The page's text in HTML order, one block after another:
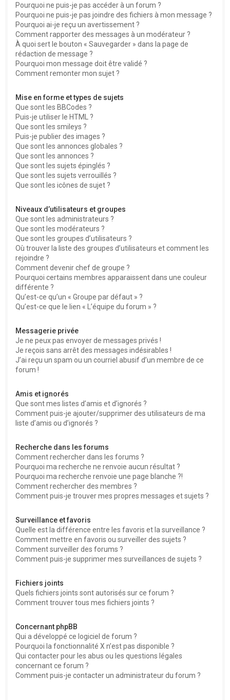
Pourquoi ne puis-je pas accéder à un forum ?
Pourquoi ne puis-je pas joindre des fichiers à mon message ?
Pourquoi ai-je reçu un avertissement ?
Comment rapporter des messages à un modérateur ?
À quoi sert le bouton « Sauvegarder » dans la page de
rédaction de message ?
Pourquoi mon message doit être validé ?
Comment remonter mon sujet ?
Mise en forme et types de sujets
Que sont les BBCodes ?
Puis-je utiliser le HTML ?
Que sont les smileys ?
Puis-je publier des images ?
Que sont les annonces globales ?
Que sont les annonces ?
Que sont les sujets épinglés ?
Que sont les sujets verrouillés ?
Que sont les icônes de sujet ?
Niveaux d’utilisateurs et groupes
Que sont les administrateurs ?
Que sont les modérateurs ?
Que sont les groupes d’utilisateurs ?
Où trouver la liste des groupes d’utilisateurs et comment les
rejoindre ?
Comment devenir chef de groupe ?
Pourquoi certains membres apparaissent dans une couleur
différente ?
Qu’est-ce qu’un « Groupe par défaut » ?
Qu’est-ce que le lien « L’équipe du forum » ?
Messagerie privée
Je ne peux pas envoyer de messages privés !
Je reçois sans arrêt des messages indésirables !
J’ai reçu un spam ou un courriel abusif d’un membre de ce
forum !
Amis et ignorés
Que sont mes listes d’amis et d’ignorés ?
Comment puis-je ajouter/supprimer des utilisateurs de ma
liste d’amis ou d’ignorés ?
Recherche dans les forums
Comment rechercher dans les forums ?
Pourquoi ma recherche ne renvoie aucun résultat ?
Pourquoi ma recherche renvoie une page blanche ?!
Comment rechercher des membres ?
Comment puis-je trouver mes propres messages et sujets ?
Surveillance et favoris
Quelle est la différence entre les favoris et la surveillance ?
Comment mettre en favoris ou surveiller des sujets ?
Comment surveiller des forums ?
Comment puis-je supprimer mes surveillances de sujets ?
Fichiers joints
Quels fichiers joints sont autorisés sur ce forum ?
Comment trouver tous mes fichiers joints ?
Concernant phpBB
Qui a développé ce logiciel de forum ?
Pourquoi la fonctionnalité X n’est pas disponible ?
Qui contacter pour les abus ou les questions légales
concernant ce forum ?
Comment puis-je contacter un administrateur du forum ?